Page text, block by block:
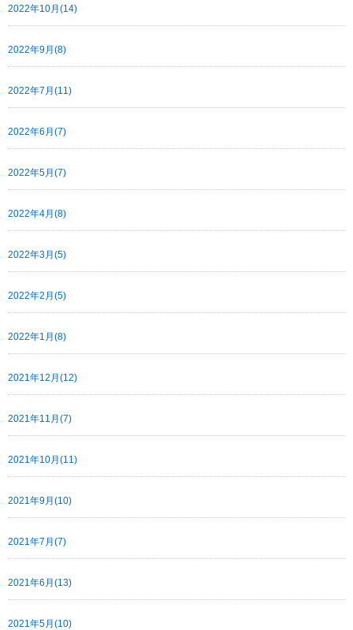
2022年10月(14)
2022年9月(8)
2022年7月(11)
2022年6月(7)
2022年5月(7)
2022年4月(8)
2022年3月(5)
2022年2月(5)
2022年1月(8)
2021年12月(12)
2021年11月(7)
2021年10月(11)
2021年9月(10)
2021年7月(7)
2021年6月(13)
2021年5月(10)